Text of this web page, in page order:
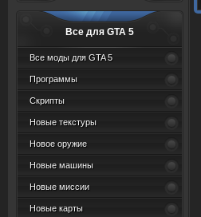
Все для GTA 5
Все моды для GTA 5
Программы
Скрипты
Новые текстуры
Новое оружие
Новые машины
Новые миссии
Новые карты